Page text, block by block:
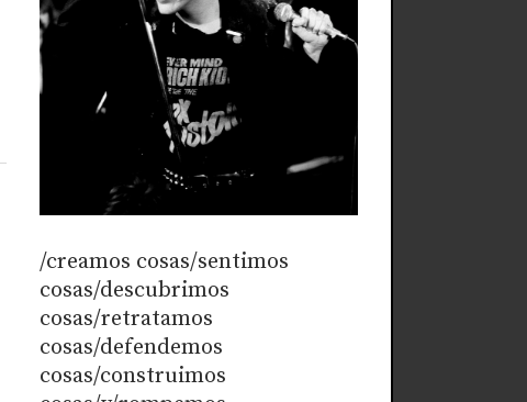
/creamos cosas/sentimos
cosas/descubrimos
cosas/retratamos
cosas/defendemos
cosas/construimos